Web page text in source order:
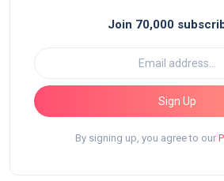
Join 70,000
Sign Up
By signing up, you agree to our